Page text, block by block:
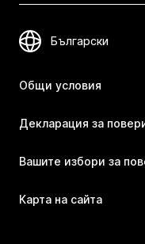
Общи условия
Декларация за
Вашите избори за
Карта на сайта